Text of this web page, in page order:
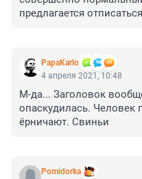
предлагается
PapaKarlo
4 апреля 2021, 10:48
М-да... Заголовок
опаскудилась. Человек
ёрничают. Свиньи
Pomidorka